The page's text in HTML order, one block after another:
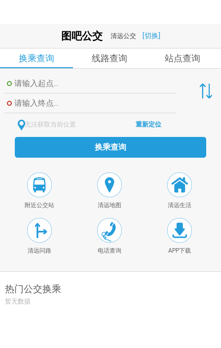
图吧公交 清远公交 [切换]
换乘查询 线路查询 站点查询
无法获取当前位置 重新定位
换乘查询
附近公交站 清远地图 清远生活
清远问路 电话查询 APP下载
热门公交换乘
暂无数据